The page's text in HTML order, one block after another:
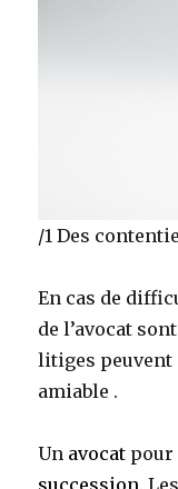
/1 Des
En cas de
de l’avocat
litiges peuvent
amiable .
Un avocat pour
succession.